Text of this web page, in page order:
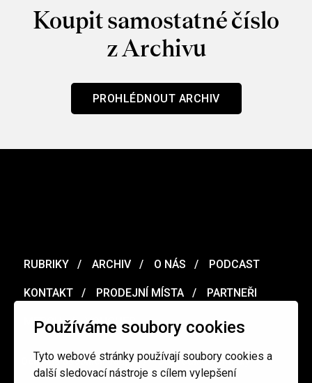
Používáme soubory cookies
Tyto webové stránky používají soubory cookies a
další sledovací nástroje s cílem vylepšení
Koupit samostatné číslo
z Archivu
PROHLÉDNOUT ARCHIV
RUBRIKY ARCHIV O NÁS PODCAST
KONTAKT PRODEJNÍ MÍSTA PARTNEŘI
MERCH VOUCHER
Ochrana osobních údajů / Obchodní podmínky